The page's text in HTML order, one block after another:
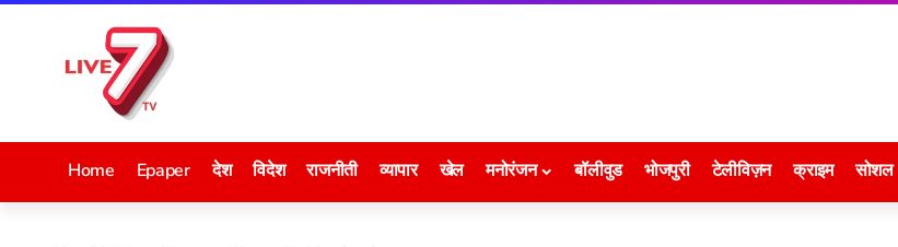
Home Epaper देश विदेश राजनीती व्यापार खेल मनोरंजन बॉलीवुड भोजपुरी टेलीविज़न क्राइम सोशल